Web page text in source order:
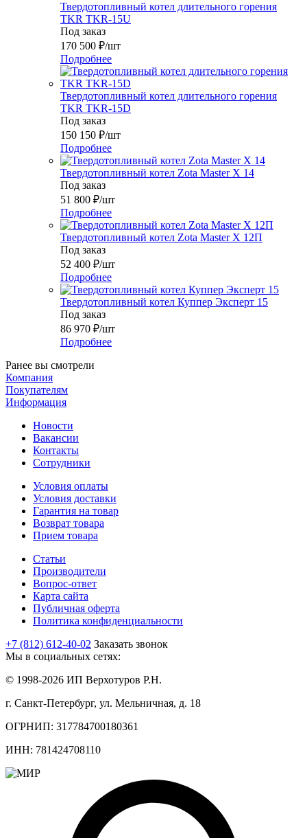
Твердотопливный котел длительного горения
TKR TKR-15U
Под заказ
170 500 ₽/шт
Подробнее
Твердотопливный котел длительного горения
TKR TKR-15D
Под заказ
150 150 ₽/шт
Подробнее
Твердотопливный котел Zota Master X 14
Под заказ
51 800 ₽/шт
Подробнее
Твердотопливный котел Zota Master X 12П
Под заказ
52 400 ₽/шт
Подробнее
Твердотопливный котел Куппер Эксперт 15
Под заказ
86 970 ₽/шт
Подробнее
Ранее вы смотрели
Компания
Покупателям
Информация
Новости
Вакансии
Контакты
Сотрудники
Условия оплаты
Условия доставки
Гарантия на товар
Возврат товара
Прием товара
Статьи
Производители
Вопрос-ответ
Карта сайта
Публичная оферта
Политика конфиденциальности
+7 (812) 612-40-02 Заказать звонок
Мы в социальных сетях:
© 1998-2026 ИП Верхотуров Р.Н.
г. Санкт-Петербург, ул. Мельничная, д. 18
ОГРНИП: 317784700180361
ИНН: 781424708110